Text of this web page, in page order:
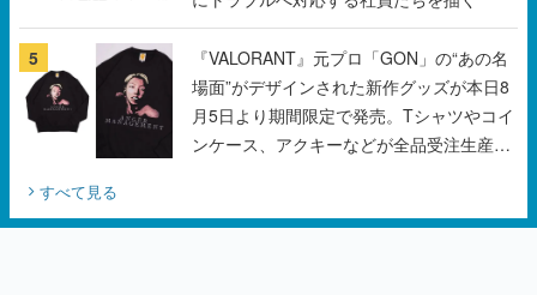
月5日より期間限定で発売。Tシャツやコイ
ンケース、アクキーなどが全品受注生産で
登場、過去に発売したグッズの再販も
すべて見る